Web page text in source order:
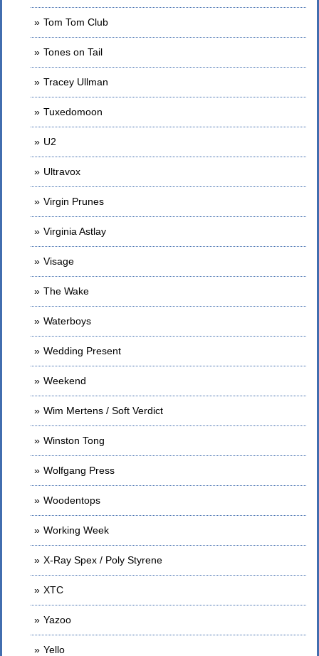
Tom Tom Club
Tones on Tail
Tracey Ullman
Tuxedomoon
U2
Ultravox
Virgin Prunes
Virginia Astlay
Visage
The Wake
Waterboys
Wedding Present
Weekend
Wim Mertens / Soft Verdict
Winston Tong
Wolfgang Press
Woodentops
Working Week
X-Ray Spex / Poly Styrene
XTC
Yazoo
Yello